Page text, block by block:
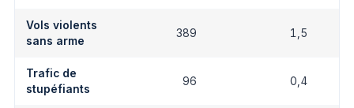
Vols violents
sans arme
389 1,5
Trafic de
stupéfiants
96 0,4